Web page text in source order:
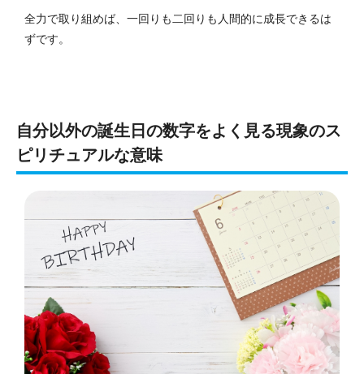
全力で取り組めば、一回りも二回りも人間的に成長できるは
ずです。
自分以外の誕生日の数字をよく見る現象のス
ピリチュアルな意味